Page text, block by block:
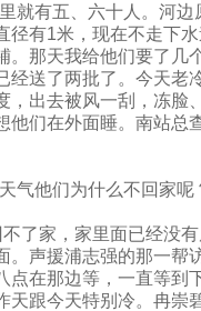
就有五、六十人。河
径有1米，现在不走下
。那天我给他们要了几
经送了两批了。今天老
，出去被风一刮，冻脸
他们在外面睡。南站总
气他们为什么不回家呢
不了家，家里面已经没
。声援浦志强的那一帮
点在那边等，一直等到
天跟今天特别冷。冉崇